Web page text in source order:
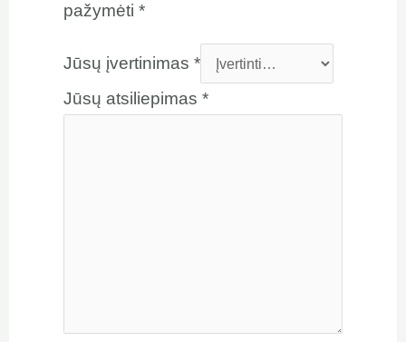
pažymėti *
Jūsų įvertinimas *
Jūsų atsiliepimas *